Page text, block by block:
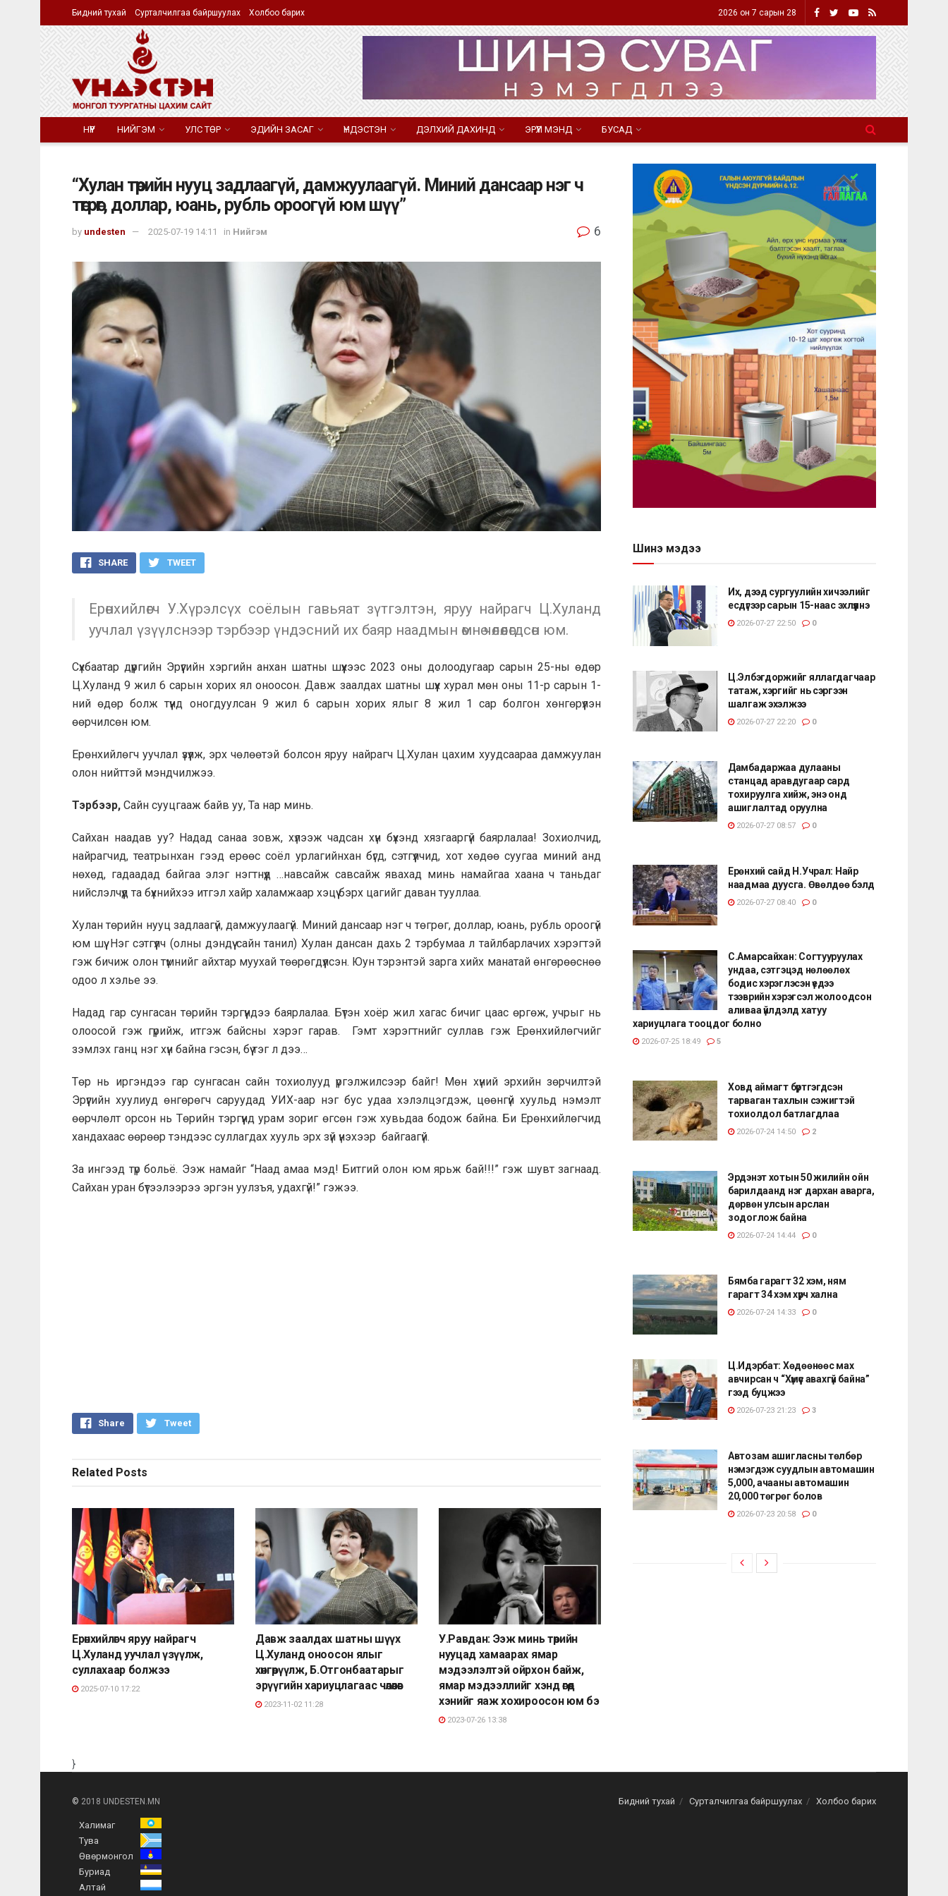
Бидний тухай Сурталчилгаа байршуулах Холбоо барих 2026 он 7 сарын 28
НҮҮР НИЙГЭМ УЛС ТӨР ЭДИЙН ЗАСАГ ҮНДЭСТЭН ДЭЛХИЙ ДАХИНД ЭРҮҮЛ МЭНД БУСАД
“Хулан төрийн нууц задлаагүй, дамжуулаагүй. Миний дансаар нэг ч
төгрөг, доллар, юань, рубль ороогүй юм шүү”
by undesten 2025-07-19 14:11 in Нийгэм 6
SHARE TWEET
Ерөнхийлөгч У.Хүрэлсүх соёлын гавьяат зүтгэлтэн, яруу найрагч Ц.Хуланд
уучлал үзүүлснээр тэрбээр үндэсний их баяр наадмын өмнө чөлөөлөгдсөн юм.
Сүхбаатар дүүргийн Эрүүгийн хэргийн анхан шатны шүүхээс 2023 оны долоодугаар сарын 25-ны өдөр
Ц.Хуланд 9 жил 6 сарын хорих ял оноосон. Давж заалдах шатны шүүх хурал мөн оны 11-р сарын 1-
ний өдөр болж түүнд оногдуулсан 9 жил 6 сарын хорих ялыг 8 жил 1 сар болгон хөнгөрүүлэн
өөрчилсөн юм.
Ерөнхийлөгч уучлал үзүүлж, эрх чөлөөтэй болсон яруу найрагч Ц.Хулан цахим хуудсаараа дамжуулан
олон нийттэй мэндчилжээ.
Тэрбээр, Сайн сууцгааж байв уу, Та нар минь.
Сайхан наадав уу? Надад санаа зовж, хүлээж чадсан хүн бүхэнд хязгааргүй баярлалаа! Зохиолчид,
найрагчид, театрынхан гээд ерөөс соёл урлагийнхан бүгд, сэтгүүлчид, хот хөдөө суугаа миний анд
нөхөд, гадаадад байгаа элэг нэгтнүүд …навсайж савсайж явахад минь намайгаа хаана ч таньдаг
нийслэлчүүд та бүхнийхээ итгэл хайр халамжаар хэцүү бэрх цагийг даван тууллаа.
Хулан төрийн нууц задлаагүй, дамжуулаагүй. Миний дансаар нэг ч төгрөг, доллар, юань, рубль ороогүй
юм шүү. Нэг сэтгүүлч (олны дэндүү сайн танил) Хулан дансан дахь 2 тэрбумаа л тайлбарлачих хэрэгтэй
гэж бичиж олон түмнийг айхтар муухай төөрөгдүүлсэн. Юун тэрэнтэй зарга хийх манатай өнгөрөөснөө
одоо л хэлье ээ.
Надад гар сунгасан төрийн тэргүүндээ баярлалаа. Бүтэн хоёр жил хагас бичиг цаас өргөж, учрыг нь
олоосой гэж гүрийж, итгэж байсны хэрэг гарав. Гэмт хэрэгтнийг суллав гэж Ерөнхийлөгчийг
зэмлэх ганц нэг хүн байна гэсэн, бүү тэг л дээ…
Төр нь иргэндээ гар сунгасан сайн тохиолууд үргэлжилсээр байг! Мөн хүний эрхийн зөрчилтэй
Эрүүгийн хуулиуд өнгөрөгч саруудад УИХ-аар нэг бус удаа хэлэлцэгдэж, цөөнгүй хуульд нэмэлт
өөрчлөлт орсон нь Төрийн тэргүүнд урам зориг өгсөн гэж хувьдаа бодож байна. Би Ерөнхийлөгчид
хандахаас өөрөөр тэндээс суллагдах хууль эрх зүй үнэхээр байгаагүй.
За ингээд түр больё. Ээж намайг “Наад амаа мэд! Битгий олон юм ярьж бай!!!” гэж шувт загнаад.
Сайхан уран бүтээлээрээ эргэн уулзъя, удахгүй!” гэжээ.
Share Tweet
Related Posts
Ерөнхийлөгч яруу найрагч
Ц.Хуланд уучлал үзүүлж,
суллахаар болжээ
2025-07-10 17:22
Давж заалдах шатны шүүх
Ц.Хуланд оноосон ялыг
хөнгөрүүлж, Б.Отгонбаатарыг
эрүүгийн хариуцлагаас чөлөөлөв
2023-11-02 11:28
У.Равдан: Ээж минь төрийн
нууцад хамаарах ямар
мэдээлэлтэй ойрхон байж,
ямар мэдээллийг хэнд өгөөд
хэнийг яаж хохироосон юм бэ
2023-07-26 13:38
}
Шинэ мэдээ
Их, дээд сургуулийн хичээлийг
есдүгээр сарын 15-наас эхлүүлнэ
2026-07-27 22:50 0
Ц.Элбэгдоржийг яллагдагчаар
татаж, хэргийг нь сэргээн
шалгаж эхэлжээ
2026-07-27 22:20 0
Дамбадаржаа дулааны
станцад аравдугаар сард
тохируулга хийж, энэ онд
ашиглалтад оруулна
2026-07-27 08:57 0
Ерөнхий сайд Н.Учрал: Найр
наадмаа дуусга. Өвөлдөө бэлд
2026-07-27 08:40 0
С.Амарсайхан: Согтууруулах
ундаа, сэтгэцэд нөлөөлөх
бодис хэрэглэсэн үедээ
тээврийн хэрэгсэл жолоодсон
аливаа үйлдэлд хатуу
хариуцлага тооцдог болно
2026-07-25 18:49 5
Ховд аймагт бүртгэгдсэн
тарваган тахлын сэжигтэй
тохиолдол батлагдлаа
2026-07-24 14:50 2
Эрдэнэт хотын 50 жилийн ойн
барилдаанд нэг дархан аварга,
дөрвөн улсын арслан
зодоглож байна
2026-07-24 14:44 0
Бямба гарагт 32 хэм, ням
гарагт 34 хэм хүрч хална
2026-07-24 14:33 0
Ц.Идэрбат: Хөдөөнөөс мах
авчирсан ч “Хүмүүс авахгүй байна”
гээд буцжээ
2026-07-23 21:23 3
Автозам ашигласны төлбөр
нэмэгдэж суудлын автомашин
5,000, ачааны автомашин
20,000 төгрөг болов
2026-07-23 20:58 0
Бидний тухай Сурталчилгаа байршуулах Холбоо барих
© 2018 UNDESTEN.MN
Халимаг
Тува
Өвөрмонгол
Буриад
Алтай